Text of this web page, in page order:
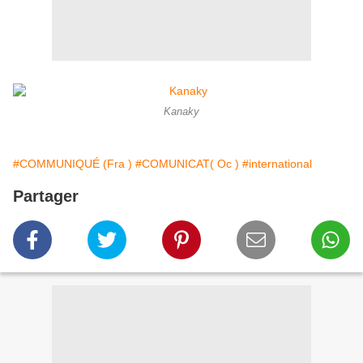
Kanaky
#COMMUNIQUÉ (Fra ) #COMUNICAT( Oc ) #international
Partager